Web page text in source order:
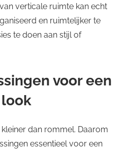
verticale ruimte kan echt
en ruimtelijker te
te doen aan stijl of
voor een
dan rommel. Daarom
essentieel voor een